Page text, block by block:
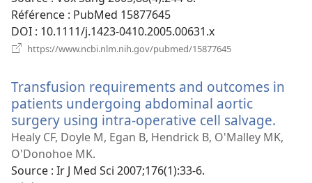
fenêtre)
Référence ‎: PubMed 15877645
DOI ‎: 10.1111/j.1423-0410.2005.00631.x
https://www.ncbi.nlm.nih.gov/pubmed/15877645
fenêtre)
Transfusion requirements and outcomes in
patients undergoing abdominal aortic
surgery using intra-operative cell salvage.
une
Healy CF, Doyle M, Egan B, Hendrick B, O'Malley MK,
O'Donohoe MK.
Source ‎: Ir J Med Sci 2007;176(1):33-6.